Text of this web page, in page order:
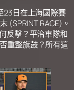
23日在上海國際賽
(SPRINT RACE)。
反擊？平治車隊和
重整旗鼓？所有這